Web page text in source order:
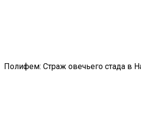
Полифем: Страж овечьего стада в